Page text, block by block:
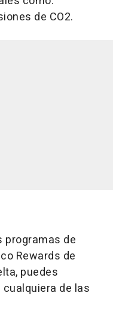
de CO2.
programas de
Rewards de
puedes
de las